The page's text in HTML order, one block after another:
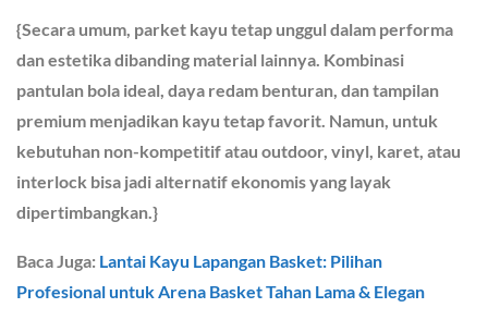
{Secara umum, parket kayu tetap unggul dalam performa
dan estetika dibanding material lainnya. Kombinasi
pantulan bola ideal, daya redam benturan, dan tampilan
premium menjadikan kayu tetap favorit. Namun, untuk
kebutuhan non-kompetitif atau outdoor, vinyl, karet, atau
interlock bisa jadi alternatif ekonomis yang layak
dipertimbangkan.}
Baca Juga: Lantai Kayu Lapangan Basket: Pilihan
Profesional untuk Arena Basket Tahan Lama & Elegan